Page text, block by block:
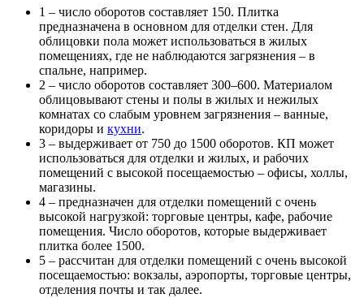
1 – число оборотов составляет 150. Плитка
предназначена в основном для отделки стен. Для
облицовки пола может использоваться в жилых
помещениях, где не наблюдаются загрязнения – в
спальне, например.
2 – число оборотов составляет 300–600. Материалом
облицовывают стены и полы в жилых и нежилых
комнатах со слабым уровнем загрязнения – ванные,
коридоры и кухни.
3 – выдерживает от 750 до 1500 оборотов. КП может
использоваться для отделки и жилых, и рабочих
помещений с высокой посещаемостью – офисы, холлы,
магазины.
4 – предназначен для отделки помещений с очень
высокой нагрузкой: торговые центры, кафе, рабочие
помещения. Число оборотов, которые выдерживает
плитка более 1500.
5 – рассчитан для отделки помещений с очень высокой
посещаемостью: вокзалы, аэропорты, торговые центры,
отделения почты и так далее.